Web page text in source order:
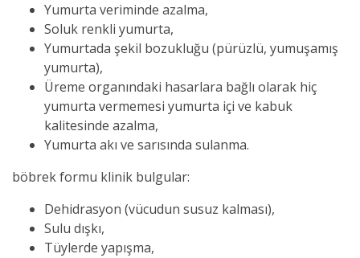
Yumurta veriminde azalma,
Soluk renkli yumurta,
Yumurtada şekil bozukluğu (pürüzlü, yumuşamış
yumurta),
Üreme organındaki hasarlara bağlı olarak hiç
yumurta vermemesi yumurta içi ve kabuk
kalitesinde azalma,
Yumurta akı ve sarısında sulanma.
böbrek formu klinik bulgular:
Dehidrasyon (vücudun susuz kalması),
Sulu dışkı,
Tüylerde yapışma,